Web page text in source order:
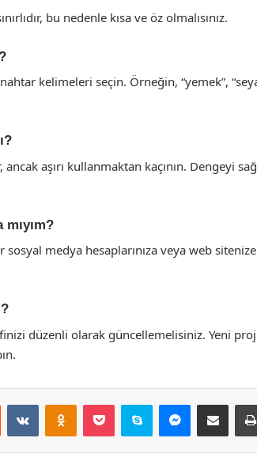
bu nedenle kısa ve öz olmalısınız.
kelimeleri seçin. Örneğin, “yemek”,
aşırı kullanmaktan kaçının. Dengeyi
medya hesaplarınıza veya web sitenize
düzenli olarak güncellemelisiniz. Yeni
Reddit VKontakteOdnoklassniki
Pocket Skype Messenger
E-Posta ile